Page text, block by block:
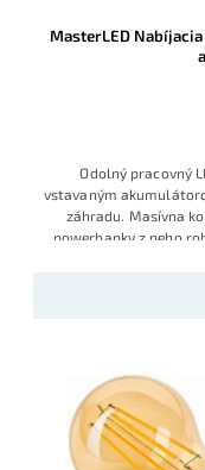
MasterLED
Odolný pracovný
vstavaným
záhradu. Masívna
powerbanky z neho